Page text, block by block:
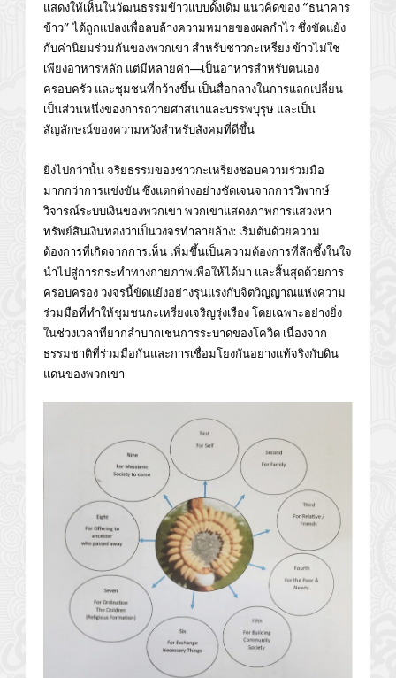
แสดงให้เห็นในวัฒนธรรมข้าวแบบดั้งเดิม แนวคิดของ “ธนาคาร
ข้าว” ได้ถูกแปลงเพื่อลบล้างความหมายของผลกำไร ซึ่งขัดแย้ง
กับค่านิยมร่วมกันของพวกเขา สำหรับชาวกะเหรี่ยง ข้าวไม่ใช่
เพียงอาหารหลัก แต่มีหลายค่า—เป็นอาหารสำหรับตนเอง
ครอบครัว และชุมชนที่กว้างขึ้น เป็นสื่อกลางในการแลกเปลี่ยน
เป็นส่วนหนึ่งของการถวายศาสนาและบรรพบุรุษ และเป็น
สัญลักษณ์ของความหวังสำหรับสังคมที่ดีขึ้น
ยิ่งไปกว่านั้น จริยธรรมของชาวกะเหรี่ยงชอบความร่วมมือ
มากกว่าการแข่งขัน ซึ่งแตกต่างอย่างชัดเจนจากการวิพากษ์
วิจารณ์ระบบเงินของพวกเขา พวกเขาแสดงภาพการแสวงหา
ทรัพย์สินเงินทองว่าเป็นวงจรทำลายล้าง: เริ่มต้นด้วยความ
ต้องการที่เกิดจากการเห็น เพิ่มขึ้นเป็นความต้องการที่ลึกซึ้งในใจ
นำไปสู่การกระทำทางกายภาพเพื่อให้ได้มา และสิ้นสุดด้วยการ
ครอบครอง วงจรนี้ขัดแย้งอย่างรุนแรงกับจิตวิญญาณแห่งความ
ร่วมมือที่ทำให้ชุมชนกะเหรี่ยงเจริญรุ่งเรือง โดยเฉพาะอย่างยิ่ง
ในช่วงเวลาที่ยากลำบากเช่นการระบาดของโควิด เนื่องจาก
ธรรมชาติที่ร่วมมือกันและการเชื่อมโยงกันอย่างแท้จริงกับดิน
แดนของพวกเขา